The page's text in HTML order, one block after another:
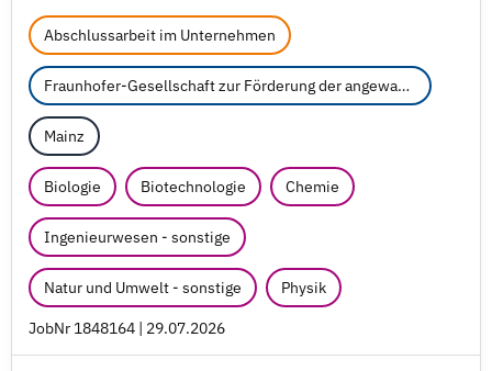
Abschlussarbeit im Unternehmen
Fraunhofer-Gesellschaft zur Förderung der angewandten Forschung e.V.
Mainz
Biologie Biotechnologie Chemie
Ingenieurwesen - sonstige
Natur und Umwelt - sonstige Physik
JobNr 1848164 | 29.07.2026